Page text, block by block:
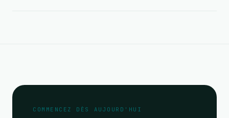
COMMENCEZ DÈS AUJOURD'HUI